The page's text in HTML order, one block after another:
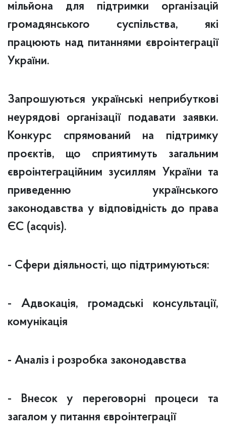
мільйона для підтримки організацій
громадянського суспільства, які
працюють над питаннями євроінтеграції
України.
Запрошуються українські неприбуткові
неурядові організації подавати заявки.
Конкурс спрямований на підтримку
проєктів, що сприятимуть загальним
євроінтеграційним зусиллям України та
приведенню українського
законодавства у відповідність до права
ЄС (acquis).
- Сфери діяльності, що підтримуються:
- Адвокація, громадські консультації,
комунікація
- Аналіз і розробка законодавства
- Внесок у переговорні процеси та
загалом у питання євроінтеграції